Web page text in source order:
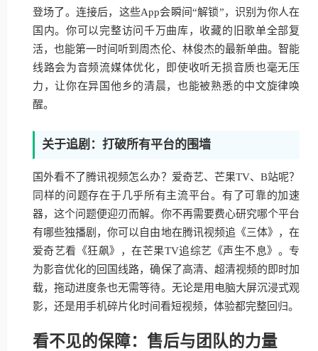
登场了。连接后，这些App会瞬间“解锁”，识别为你人在
国内。你可以完整访问千万曲库，收藏的旧歌单全部复
活，也能第一时间听到周杰伦、林俊杰的最新单曲。智能
线路会为音频流媒体优化，即使收听无损音质也毫无压
力，让你在异国他乡的清晨，也能被熟悉的中文旋律唤
醒。
关于追剧：打破所有平台的围墙
国外看不了腾讯视频怎么办？爱奇艺、芒果TV、B站呢？
同样的问题存在于几乎所有主流平台。有了可靠的加速
器，这个问题便迎刃而解。你不再需要费心研究哪个平台
有哪些独播剧，你可以自由地在腾讯视频追《三体》，在
爱奇艺看《狂飙》，在芒果TV追综艺《声生不息》。专
为影音优化的回国线路，确保了高清、超清视频的即时加
载，拖动进度条也无需等待。无论是用电脑大屏沉浸式观
影，还是用手机碎片化时间看短视频，体验都完整回归。
看不见的保障：售后与团队的力量